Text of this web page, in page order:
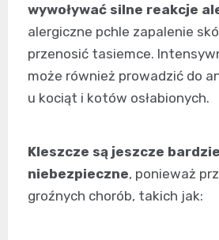
wywoływać silne reakcje
alergiczne pchle zapalenie
przenosić tasiemce.
może również prowadzić do
u kociąt i kotów osłabionych.
Kleszcze są jeszcze
niebezpieczne, ponieważ
groźnych chorób, takich jak: